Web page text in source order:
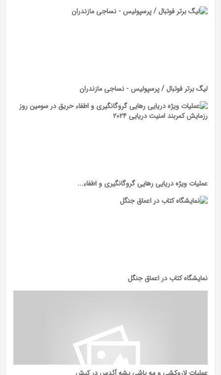
لیگ برتر فوتبال / پرسپولیس - نساجی مازندران
عملیات ویژه دریایی رهایی گروگانگیری و اطفاء...
نمایشگاه کتاب در اعماق جنگل